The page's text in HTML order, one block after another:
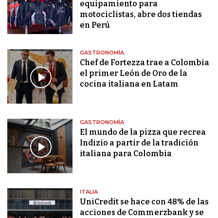
equipamiento para
motociclistas, abre dos tiendas
en Perú
GASTRONOMÍA
Chef de Fortezza trae a Colombia
el primer León de Oro de la
cocina italiana en Latam
GASTRONOMÍA
El mundo de la pizza que recrea
Indizio a partir de la tradición
italiana para Colombia
ITALIA
UniCredit se hace con 48% de las
acciones de Commerzbank y se